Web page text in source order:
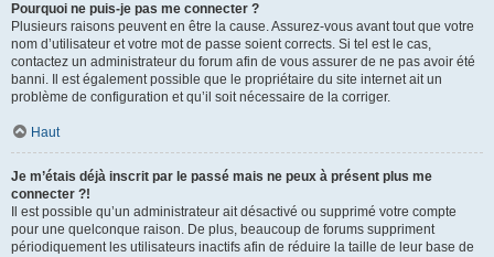
Pourquoi ne puis-je pas me connecter ?
Plusieurs raisons peuvent en être la cause. Assurez-vous avant tout que votre
nom d’utilisateur et votre mot de passe soient corrects. Si tel est le cas,
contactez un administrateur du forum afin de vous assurer de ne pas avoir été
banni. Il est également possible que le propriétaire du site internet ait un
problème de configuration et qu’il soit nécessaire de la corriger.
Haut
Je m’étais déjà inscrit par le passé mais ne peux à présent plus me
connecter ?!
Il est possible qu’un administrateur ait désactivé ou supprimé votre compte
pour une quelconque raison. De plus, beaucoup de forums suppriment
périodiquement les utilisateurs inactifs afin de réduire la taille de leur base de